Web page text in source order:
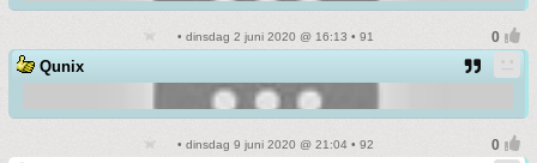
• dinsdag 2 juni 2020 @ 16:13 • 91
Qunix
• dinsdag 9 juni 2020 @ 21:04 • 92